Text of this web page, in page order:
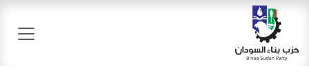
تخطي للذهاب إلى المحتوى